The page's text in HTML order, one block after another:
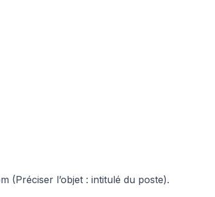
(Préciser l’objet : intitulé du poste).